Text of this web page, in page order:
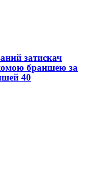
затискач
браншею за
40